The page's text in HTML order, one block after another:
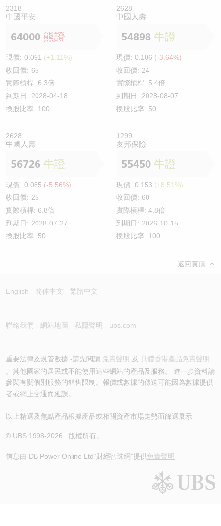
2318
中國平安
64000 熊證
現價: 0.091 (+1.11%)
收回價: 65
實際槓桿: 6.3倍
到期日: 2028-04-18
換股比率: 100
2628
中國人壽
54898 牛證
現價: 0.106 (-3.64%)
收回價: 24
實際槓桿: 5.4倍
到期日: 2028-08-07
換股比率: 50
2628
中國人壽
56726 牛證
現價: 0.085 (-5.56%)
收回價: 25
實際槓桿: 6.8倍
到期日: 2028-07-27
換股比率: 50
1299
友邦保險
55450 牛證
現價: 0.153 (+8.51%)
收回價: 60
實際槓桿: 4.8倍
到期日: 2026-10-15
換股比率: 100
返回頁頂
English 简体中文 繁體中文
聯絡我們 網站地圖 私隱聲明 ubs.com
重要法律及規管數據 -請先閱讀 免責聲明 及 具體香港產品免責聲明
。其他國家的居民或不能使用這些網站的產品及服務。 進一步資料請
參閱有關個別服務的銷售限制。報價或數據的傳送可能因為數據提供
者或網上交通而延誤。
以上精選及焦點產品根據產品或相關資產市場走勢而篩選展示
© UBS 1998-2026 . 版權所有。
信息由 DB Power Online Ltd“財經智珠網”提供免責聲明